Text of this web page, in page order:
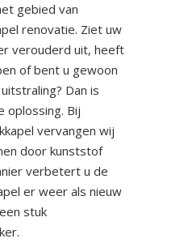
gebied van
renovatie. Ziet uw
verouderd uit, heeft
of bent u gewoon
Dan is
oplossing. Bij
vervangen wij
door kunststof
verbetert u de
er weer als nieuw
stuk